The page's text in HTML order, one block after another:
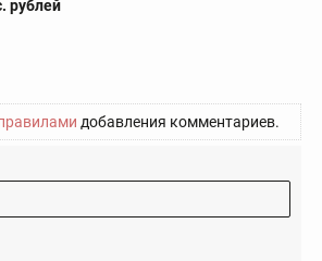
рублей
добавления комментариев.